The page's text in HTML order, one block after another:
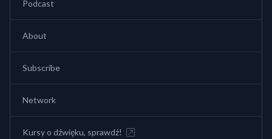
Podcast
About
Subscribe
Network
Kursy o dźwięku, sprawdź!